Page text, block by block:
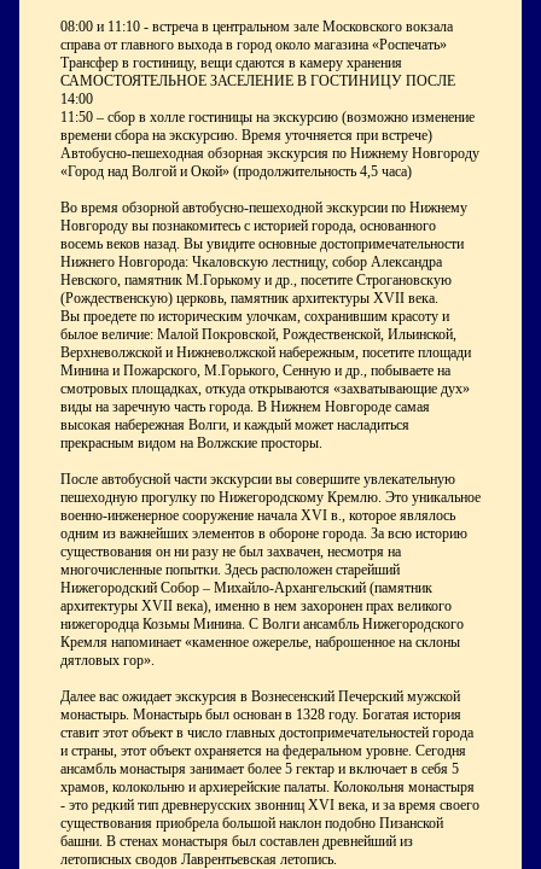
08:00 и 11:10 - встреча в центральном зале Московского вокзала
справа от главного выхода в город около магазина «Роспечать»
Трансфер в гостиницу, вещи сдаются в камеру хранения
САМОСТОЯТЕЛЬНОЕ ЗАСЕЛЕНИЕ В ГОСТИНИЦУ ПОСЛЕ
14:00
11:50 – сбор в холле гостиницы на экскурсию (возможно изменение
времени сбора на экскурсию. Время уточняется при встрече)
Автобусно-пешеходная обзорная экскурсия по Нижнему Новгороду
«Город над Волгой и Окой» (продолжительность 4,5 часа)
Во время обзорной автобусно-пешеходной экскурсии по Нижнему
Новгороду вы познакомитесь с историей города, основанного
восемь веков назад. Вы увидите основные достопримечательности
Нижнего Новгорода: Чкаловскую лестницу, собор Александра
Невского, памятник М.Горькому и др., посетите Строгановскую
(Рождественскую) церковь, памятник архитектуры ХVII века.
Вы проедете по историческим улочкам, сохранившим красоту и
былое величие: Малой Покровской, Рождественской, Ильинской,
Верхневолжской и Нижневолжской набережным, посетите площади
Минина и Пожарского, М.Горького, Сенную и др., побываете на
смотровых площадках, откуда открываются «захватывающие дух»
виды на заречную часть города. В Нижнем Новгороде самая
высокая набережная Волги, и каждый может насладиться
прекрасным видом на Волжские просторы.
После автобусной части экскурсии вы совершите увлекательную
пешеходную прогулку по Нижегородскому Кремлю. Это уникальное
военно-инженерное сооружение начала XVI в., которое являлось
одним из важнейших элементов в обороне города. За всю историю
существования он ни разу не был захвачен, несмотря на
многочисленные попытки. Здесь расположен старейший
Нижегородский Собор – Михайло-Архангельский (памятник
архитектуры ХVII века), именно в нем захоронен прах великого
нижегородца Козьмы Минина. С Волги ансамбль Нижегородского
Кремля напоминает «каменное ожерелье, наброшенное на склоны
дятловых гор».
Далее вас ожидает экскурсия в Вознесенский Печерский мужской
монастырь. Монастырь был основан в 1328 году. Богатая история
ставит этот объект в число главных достопримечательностей города
и страны, этот объект охраняется на федеральном уровне. Сегодня
ансамбль монастыря занимает более 5 гектар и включает в себя 5
храмов, колокольню и архиерейские палаты. Колокольня монастыря
- это редкий тип древнерусских звонниц ХVI века, и за время своего
существования приобрела большой наклон подобно Пизанской
башни. В стенах монастыря был составлен древнейший из
летописных сводов Лаврентьевская летопись.